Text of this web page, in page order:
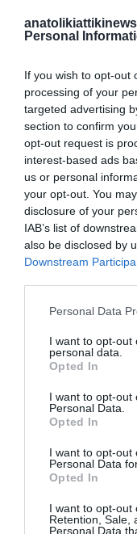
Personal
If you wish to opt-out
processing of your
targeted advertising
section to confirm
opt-out request is
interest-based ads
us or personal
your opt-out. You
disclosure of your
IAB’s list of
also be disclosed by
Downstream
Personal Data
I want to opt-out
personal data.
Opted In
I want to opt-out
Personal Data.
Opted In
I want to opt-out
Personal Data
Opted In
I want to opt-out
Retention, Sale,
Personal Data
Τι μεταδίδουν
Μογκερίνι βρίσκεται
και παρατυπίες στη
College of Europe. Το
επικεφαλής της
κράτηση στο Βέλγιο
πραγματοποίησε
Κολλεγίουreuters.com
Η Guardian κάνει λόγο
και για υπόθεση που
συνελήφθησαν και ότι
παραπλάνησης
Το Euronews
euronews.com
κύκλο συζήτησης για